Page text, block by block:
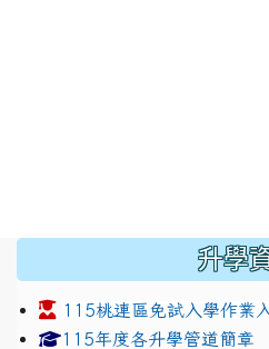
升學
115桃連區免試入學作業
link to https://
115年度各升學管道簡章